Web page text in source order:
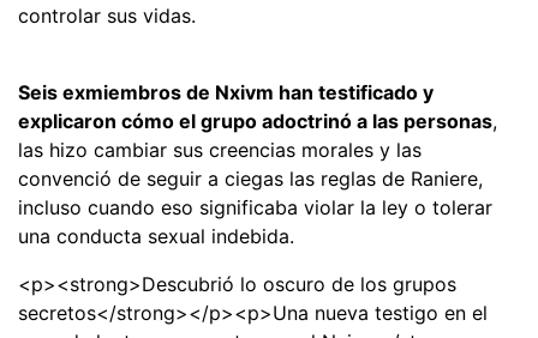
controlar sus vidas.
Seis exmiembros de Nxivm han testificado y
explicaron cómo el grupo adoctrinó a las personas,
las hizo cambiar sus creencias morales y las
convenció de seguir a ciegas las reglas de Raniere,
incluso cuando eso significaba violar la ley o tolerar
una conducta sexual indebida.
<p><strong>Descubrió lo oscuro de los grupos
secretos</strong></p><p>Una nueva testigo en el